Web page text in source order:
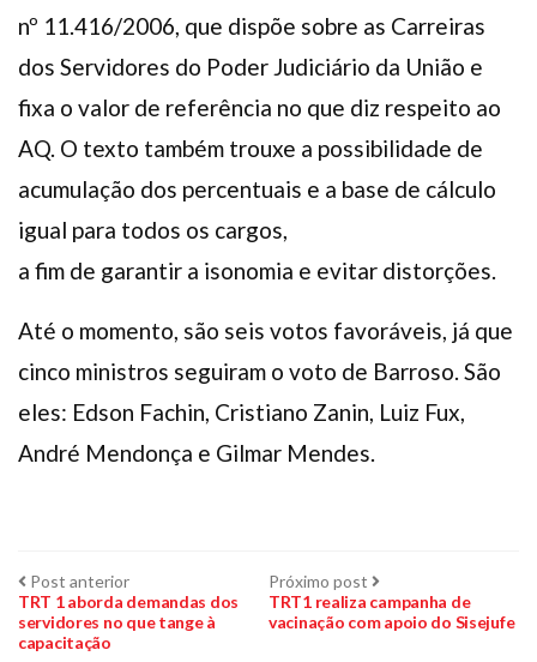
nº 11.416/2006, que dispõe sobre as Carreiras
dos Servidores do Poder Judiciário da União e
fixa o valor de referência no que diz respeito ao
AQ. O texto também trouxe a possibilidade de
acumulação dos percentuais e a base de cálculo
igual para todos os cargos,
a fim de garantir a isonomia e evitar distorções.
Até o momento, são seis votos favoráveis, já que
cinco ministros seguiram o voto de Barroso. São
eles: Edson Fachin, Cristiano Zanin, Luiz Fux,
André Mendonça e Gilmar Mendes.
Navegação
de
Post anteriorPost
anterior:
TRT 1 aborda demandas dos
servidores no que tange à
capacitação
Próximo post Próximo
post:
TRT1 realiza campanha de
vacinação com apoio do Sisejufe